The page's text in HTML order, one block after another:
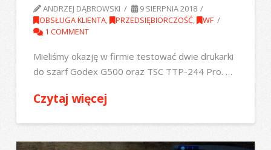
ANDRZEJ DĄBROWSKI
9 SIERPNIA 2018
OBSŁUGA KLIENTA, PRZEDSIĘBIORCZOŚĆ, WF
1 COMMENT
Mieliśmy okazję w firmie testować dwie drukarki
do szarf Godex G500 oraz TSC TTP-244 Pro. …
Czytaj więcej